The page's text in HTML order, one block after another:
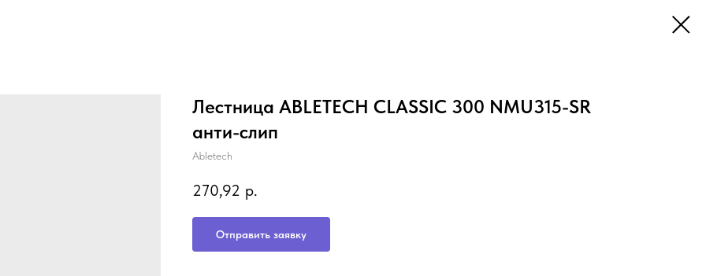
Лестница ABLETECH CLASSIC 300 NMU315-SR
анти-слип
Abletech
270,92 р.
Отправить заявку